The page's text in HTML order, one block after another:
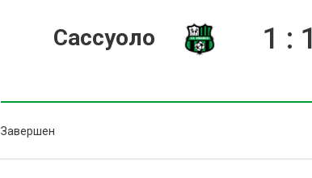
Сассуоло 1 :
Завершен